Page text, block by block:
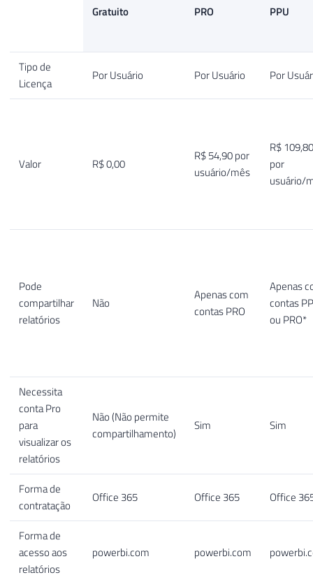
Gratuito PRO PPU
Tipo de
Licença
Por Usuário Por Usuário Por
Valor R$ 0,00
R$ 54,90 por
usuário/mês
R$ 109,80
por
usuário/
Pode
compartilhar
relatórios
Não
Apenas com
contas PRO
Apenas
contas
ou PRO*
Necessita
conta Pro
para
visualizar os
relatórios
Não (Não permite
compartilhamento)
Sim Sim
Forma de
contratação
Office 365 Office 365 Office
Forma de
acesso aos
relatórios
powerbi.com powerbi.com